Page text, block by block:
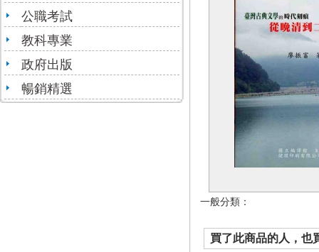
公職考試
教科專業
政府出版
暢銷精選
一般分類：
買了此商品的人，也